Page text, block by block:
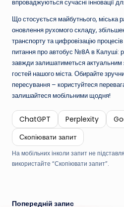
впроваджуються сучасні інновації
Що стосується майбутнього, міська
оновлення рухомого складу,
транспорту та цифровізацію
питання про автобус №8А в Калуші:
завжди залишатиметься актуальним
гостей нашого міста. Обирайте
пересування – користуйтеся
залишайтеся мобільними щодня!
ChatGPT Perplexity
Скопіювати запит
На мобільних інколи запит не
використайте “Скопіювати запит”.
Попередній запис